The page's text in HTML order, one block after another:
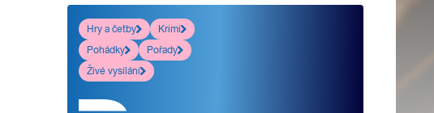
Hry a četby
Krimi
Pohádky
Pořady
Živé vysílání